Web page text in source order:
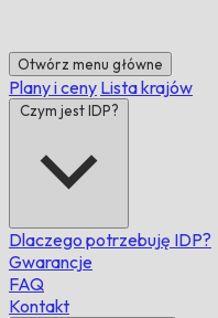
Otwórz menu główne
Plany i ceny Lista krajów
Czym jest IDP?
Dlaczego potrzebuję IDP?
Gwarancje
FAQ
Kontakt